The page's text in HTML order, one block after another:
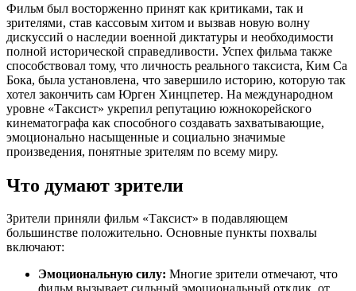
Фильм был восторженно принят как критиками, так и
зрителями, став кассовым хитом и вызвав новую волну
дискуссий о наследии военной диктатуры и необходимости
полной исторической справедливости. Успех фильма также
способствовал тому, что личность реального таксиста, Ким Са
Бока, была установлена, что завершило историю, которую так
хотел закончить сам Юрген Хинцпетер. На международном
уровне «Таксист» укрепил репутацию южнокорейского
кинематографа как способного создавать захватывающие,
эмоционально насыщенные и социально значимые
произведения, понятные зрителям по всему миру.
Что думают зрители
Зрители приняли фильм «Таксист» в подавляющем
большинстве положительно. Основные пункты похвалы
включают:
Эмоциональную силу: Многие зрители отмечают, что